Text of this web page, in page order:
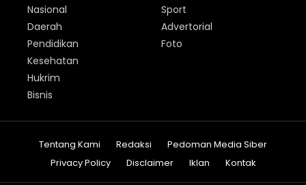
Nasional
Daerah
Pendidikan
Kesehatan
Hukrim
Bisnis
Sport
Advertorial
Foto
Tentang Kami Redaksi
Pedoman Media Siber
Privacy Policy
Disclaimer Iklan Kontak